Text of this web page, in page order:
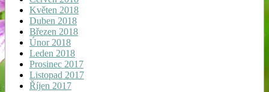
Květen 2018
Duben 2018
Březen 2018
Únor 2018
Leden 2018
Prosinec 2017
Listopad 2017
Říjen 2017